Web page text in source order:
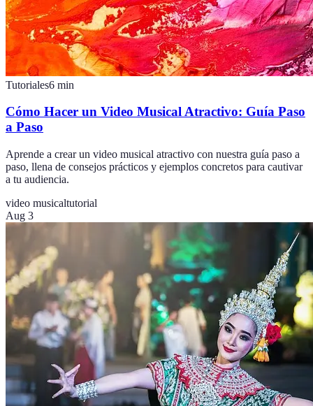
Tutoriales6 min
Cómo Hacer un Video Musical Atractivo: Guía Paso
a Paso
Aprende a crear un video musical atractivo con nuestra guía paso a
paso, llena de consejos prácticos y ejemplos concretos para cautivar
a tu audiencia.
video musicaltutorial
Aug 3